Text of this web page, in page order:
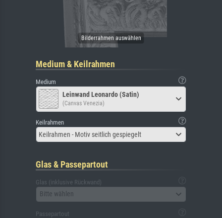
Medium & Keilrahmen
Medium
Leinwand Leonardo (Satin)
(Canvas Venezia)
Keilrahmen
Keilrahmen - Motiv seitlich gespiegelt
Glas & Passepartout
Glas (inklusive Rückwand)
Bitte wählen
Passepartout